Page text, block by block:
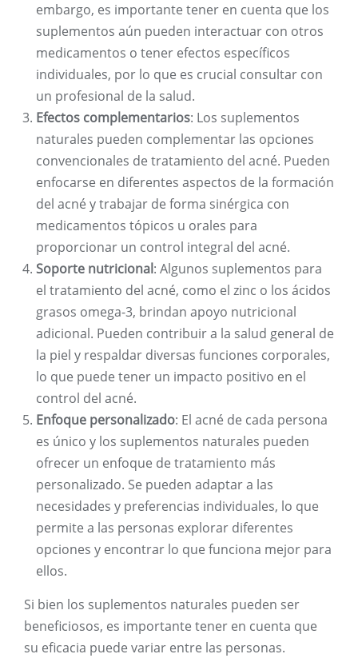
embargo, es importante tener en cuenta que los
suplementos aún pueden interactuar con otros
medicamentos o tener efectos específicos
individuales, por lo que es crucial consultar con
un profesional de la salud.
Efectos complementarios: Los suplementos
naturales pueden complementar las opciones
convencionales de tratamiento del acné. Pueden
enfocarse en diferentes aspectos de la formación
del acné y trabajar de forma sinérgica con
medicamentos tópicos u orales para
proporcionar un control integral del acné.
Soporte nutricional: Algunos suplementos para
el tratamiento del acné, como el zinc o los ácidos
grasos omega-3, brindan apoyo nutricional
adicional. Pueden contribuir a la salud general de
la piel y respaldar diversas funciones corporales,
lo que puede tener un impacto positivo en el
control del acné.
Enfoque personalizado: El acné de cada persona
es único y los suplementos naturales pueden
ofrecer un enfoque de tratamiento más
personalizado. Se pueden adaptar a las
necesidades y preferencias individuales, lo que
permite a las personas explorar diferentes
opciones y encontrar lo que funciona mejor para
ellos.
Si bien los suplementos naturales pueden ser
beneficiosos, es importante tener en cuenta que
su eficacia puede variar entre las personas.